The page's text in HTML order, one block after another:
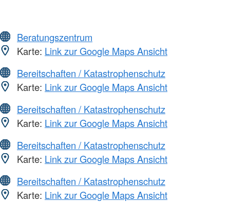
Beratungszentrum
Karte: Link zur Google Maps Ansicht
Bereitschaften / Katastrophenschutz
Karte: Link zur Google Maps Ansicht
Bereitschaften / Katastrophenschutz
Karte: Link zur Google Maps Ansicht
Bereitschaften / Katastrophenschutz
Karte: Link zur Google Maps Ansicht
Bereitschaften / Katastrophenschutz
Karte: Link zur Google Maps Ansicht